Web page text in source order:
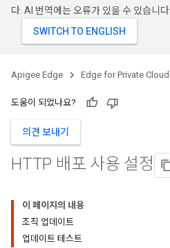
다. AI 번역에는 오류가 있을 수 있습니다.
Apigee Edge Edge for Private Cloud
도움이 되었나요?
의견 보내기
HTTP 배포 사용 설정
이 페이지의 내용
조직 업데이트
업데이트 테스트